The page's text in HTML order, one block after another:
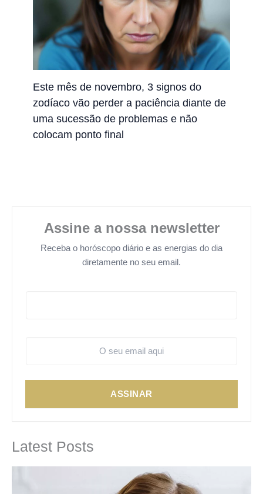
Este mês de novembro, 3 signos do
zodíaco vão perder a paciência diante de
uma sucessão de problemas e não
colocam ponto final
Assine a nossa newsletter
Receba o horóscopo diário e as energias do dia
diretamente no seu email.
ASSINAR
Latest Posts